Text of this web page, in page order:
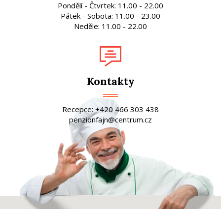
Pondělí - Čtvrtek: 11.00 - 22.00
Pátek - Sobota: 11.00 - 23.00
Neděle: 11.00 - 22.00
Kontakty
Recepce: +420 466 303 438
penzionfajn@centrum.cz